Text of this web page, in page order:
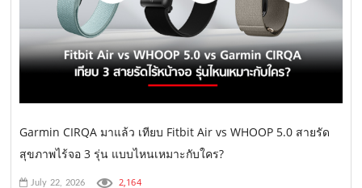
Garmin CIRQA มาแล้ว เทียบ Fitbit Air vs WHOOP 5.0 สายรัด
สุขภาพไร้จอ 3 รุ่น แบบไหนเหมาะกับใคร?
July 22, 2026 2,164